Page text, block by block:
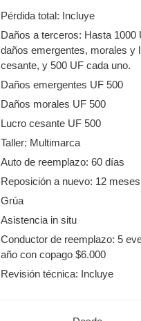
Pérdida total: Incluye
Daños a terceros: Hasta 1000
daños emergentes, morales y
cesante, y 500 UF cada uno.
Daños emergentes UF 500
Daños morales UF 500
Lucro cesante UF 500
Taller: Multimarca
Auto de reemplazo: 60 días
Reposición a nuevo: 12 meses
Grúa
Asistencia in situ
Conductor de reemplazo: 5
año con copago $6.000
Revisión técnica: Incluye